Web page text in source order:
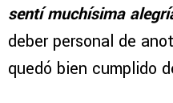
sentí muchísima
deber personal de
quedó bien cumplido